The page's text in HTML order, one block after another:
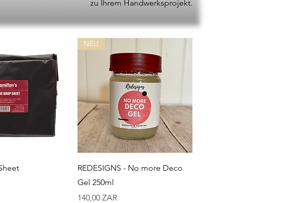
zu Ihrem Handwerksprojekt.
Schnellansicht
NEU
REDESIGNS - No more Deco
Gel 250ml
Preis
140,00 ZAR